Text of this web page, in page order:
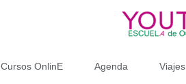
Cursos OnlinE Agenda Viajes